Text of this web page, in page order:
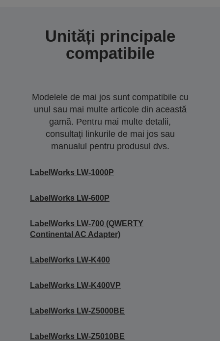
Unități principale
compatibile
Modelele de mai jos sunt compatibile cu
unul sau mai multe articole din această
gamă. Pentru mai multe detalii,
consultați linkurile de mai jos sau
manualul pentru produsul dvs.
LabelWorks LW-1000P
LabelWorks LW-600P
LabelWorks LW-700 (QWERTY
Continental AC Adapter)
LabelWorks LW-K400
LabelWorks LW-K400VP
LabelWorks LW-Z5000BE
LabelWorks LW-Z5010BE